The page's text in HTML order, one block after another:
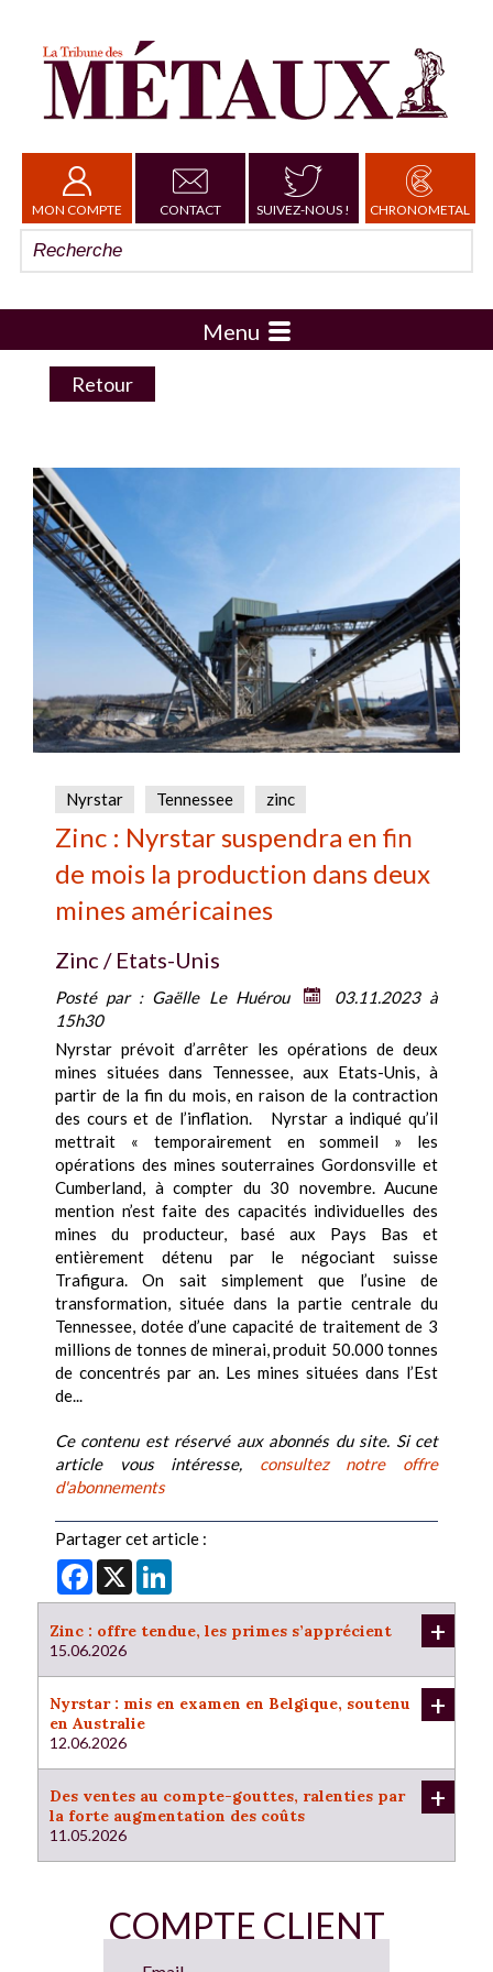
MON COMPTE CONTACT SUIVEZ-NOUS ! CHRONOMETAL
Menu
Retour
Nyrstar Tennessee zinc
Zinc : Nyrstar suspendra en fin
de mois la production dans deux
mines américaines
Zinc / Etats-Unis
Posté par : Gaëlle Le Huérou
03.11.2023 à
15h30
Nyrstar prévoit d’arrêter les opérations de deux
mines situées dans Tennessee, aux Etats-Unis, à
partir de la fin du mois, en raison de la contraction
des cours et de l’inflation. Nyrstar a indiqué qu’il
mettrait « temporairement en sommeil » les
opérations des mines souterraines Gordonsville et
Cumberland, à compter du 30 novembre. Aucune
mention n’est faite des capacités individuelles des
mines du producteur, basé aux Pays Bas et
entièrement détenu par le négociant suisse
Trafigura. On sait simplement que l’usine de
transformation, située dans la partie centrale du
Tennessee, dotée d’une capacité de traitement de 3
millions de tonnes de minerai, produit 50.000 tonnes
de concentrés par an. Les mines situées dans l’Est
de...
Ce contenu est réservé aux abonnés du site. Si cet
article vous intéresse, consultez notre offre
d'abonnements
Partager cet article :
Facebook
X
Zinc : offre tendue, les primes s’apprécient
15.06.2026
+
Nyrstar : mis en examen en Belgique, soutenu
en Australie
12.06.2026
+
Des ventes au compte-gouttes, ralenties par
la forte augmentation des coûts
11.05.2026
+
COMPTE CLIENT